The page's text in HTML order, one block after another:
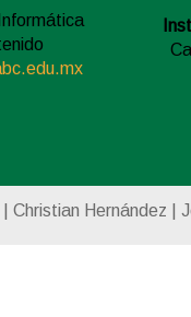
Christian Hernández |